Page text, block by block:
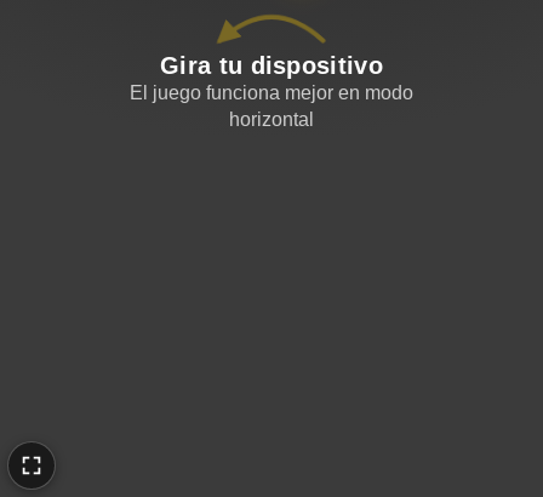
Gira tu dispositivo
El juego funciona mejor en modo
horizontal